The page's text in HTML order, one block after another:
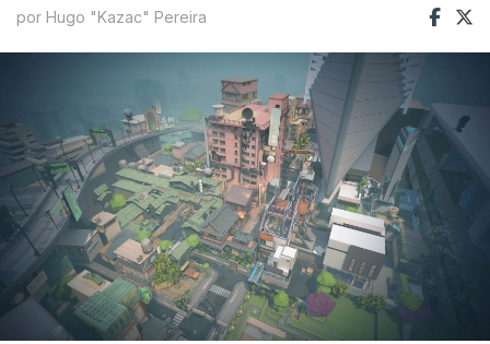
por Hugo "Kazac" Pereira